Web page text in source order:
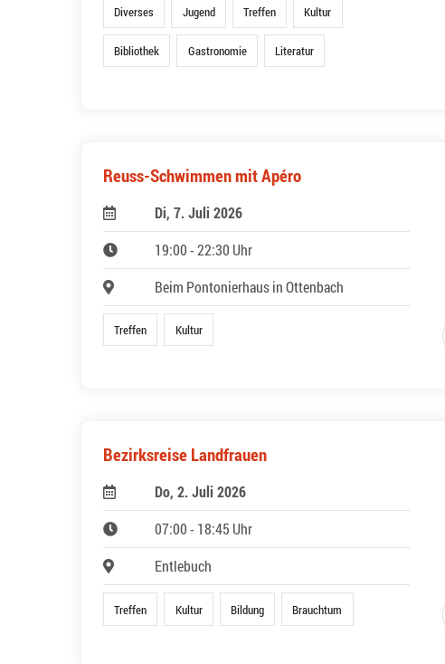
Diverses Jugend Treffen Kultur
Bibliothek Gastronomie Literatur
Reuss-Schwimmen mit Apéro
Di, 7. Juli 2026
19:00 - 22:30 Uhr
Beim Pontonierhaus in Ottenbach
Treffen Kultur
Bezirksreise Landfrauen
Do, 2. Juli 2026
07:00 - 18:45 Uhr
Entlebuch
Treffen Kultur Bildung Brauchtum